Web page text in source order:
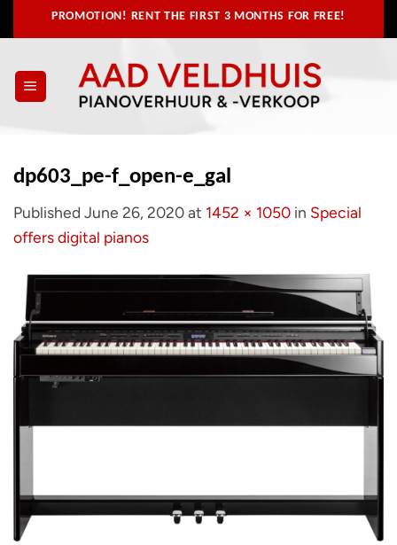
to
PROMOTION! RENT THE FIRST 3 MONTHS FOR FREE!
dp603_pe-f_open-e_gal
Published June 26, 2020at 1452 × 1050 in Special
offers digital pianos